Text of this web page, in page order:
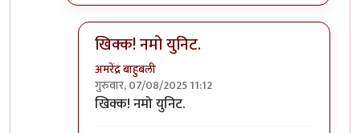
खिक्क! नमो युनिट.
अमरेंद्र बाहुबली
गुरुवार, 07/08/2025 11:12
In reply toअच्छा! आकारमान मोजण्याचे नॅनो
खिक्क! नमो युनिट.